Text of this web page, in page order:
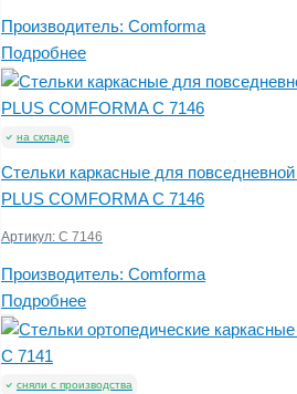
Производитель: Comforma
Подробнее
на складе
Стельки каркасные для
PLUS COMFORMA С 7146
Артикул: С 7146
Производитель: Comforma
Подробнее
сняли с производства